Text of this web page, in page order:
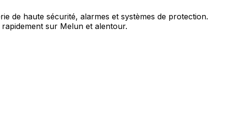
de haute sécurité, alarmes et systèmes de protection.
sur Melun et alentour.